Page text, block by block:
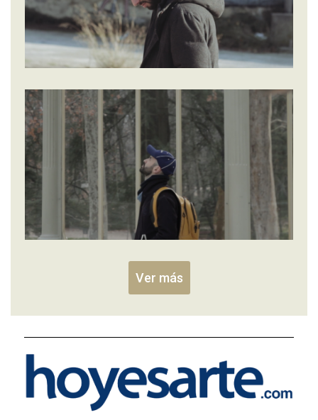
Ver más